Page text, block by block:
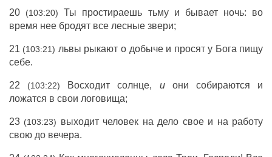
20 (103:20) Ты простираешь тьмуи бывает ночь: во
время нее бродятвсе лесные звери;
21 (103:21) львы рыкают о добычеи просяту Бога пищу
себе.
22 (103:22) Восходит солнце, ионисобираются и
ложатся в свои логовища;
23 (103:23) выходит человек на дело свое и на работу
свою до вечера.